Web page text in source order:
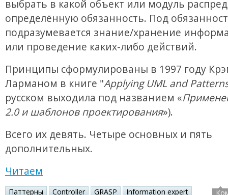
выбрать в какой объект или модуль
определённую обязанность. Под
подразумевается знание/хранение
или проведение каких-либо действий.
Принципы сформулированы в 1997 году
Ларманом в книге "Applying UML and
русском выходила под названием «
2.0 и шаблонов проектирования»).
Всего их девять. Четыре основных и пять
дополнительных.
Читаем
Паттерны Controller GRASP
Information expert